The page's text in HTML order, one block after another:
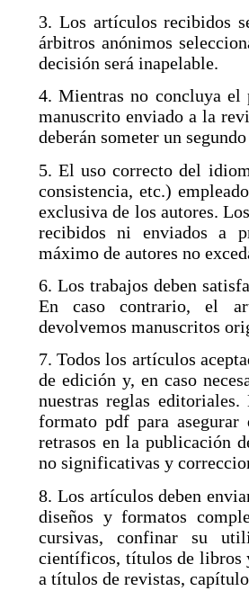
3. Los artículos recibidos
árbitros anónimos
decisión será inapelable.
4. Mientras no concluya el
manuscrito enviado a la
deberán someter un
5. El uso correcto del
consistencia, etc.)
exclusiva de los autores.
recibidos ni enviados a
máximo de autores no
6. Los trabajos deben
En caso contrario, el
devolvemos manuscritos
7. Todos los artículos
de edición y, en caso
nuestras reglas
formato pdf para
retrasos en la publicación
no significativas y
8. Los artículos deben
diseños y formatos
cursivas, confinar su
científicos, títulos de libros
a títulos de revistas,